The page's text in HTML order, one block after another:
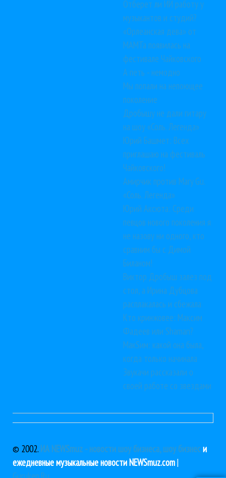
Отберет ли ИИ работу у
музыкантов и студий?
«Орлеанская дева» от
МАМТа появилась на
фестивале Чайковского
А петь - немодно
Мы попали на непоющее
поколение
Дробышу не дали гитару
на шоу «Соль. Легенда»
Юрий Башмет: Всех
приглашаю на фестиваль
Чайковского!
Амирчик против Mary Gu.
«Соль. Легенда»
Юрий Аксюта: Среди
певцов нового поколения я
не назову ни одного, кто
сравним бы с Димой
Биланом!
Виктор Дробыш залез под
стол, а Ирина Дубцова
расплакалась и сбежала
Кто кринжовее: Максим
Фадеев или Shaman?
МакSим: какой она была,
когда только начинала
Звукачи рассказали о
своей работе со звездами
© 2002. ИА NEWSmuz - новости шоу бизнеса, шоу бизнеси
ежедневные музыкальные новости NEWSmuz.com|